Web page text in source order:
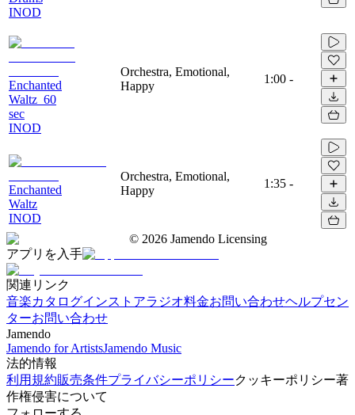
INOD
Enchanted
Waltz_60
sec
INOD
Orchestra, Emotional,
Happy
1:00 -
Enchanted
Waltz
INOD
Orchestra, Emotional,
Happy
1:35 -
© 2026 Jamendo Licensing
アプリを入手
関連リンク
音楽カタログインストアラジオ料金お問い合わせヘルプセン
ターお問い合わせ
Jamendo
Jamendo for ArtistsJamendo Music
法的情報
利用規約販売条件プライバシーポリシークッキーポリシー著
作権侵害について